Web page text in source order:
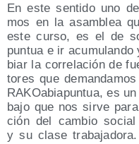
En este sen­ti­do uno
mos en la asam­blea
este cur­so, es el de
pun­tua e ir
biar la corre­la­ción de
to­res que
RA­KOa­bia­pun­tua, es
ba­jo que nos sir­ve
ción del cam­bio
y su cla­se